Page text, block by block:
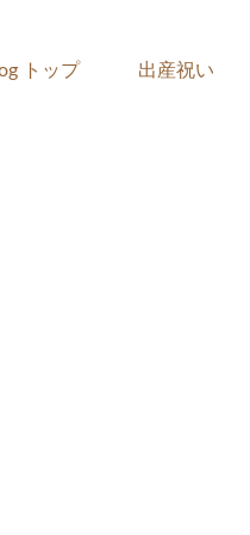
トップ 出産祝い